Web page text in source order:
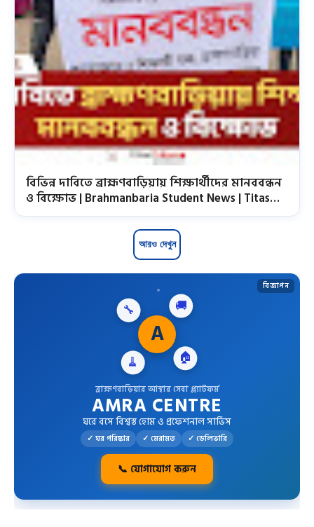
বিভিন্ন দাবিতে ব্রাহ্মণবাড়িয়ায় শিক্ষার্থীদের মানববন্ধন
ও বিক্ষোভ | Brahmanbaria Student News | Titas
Tribune News Brahmanbaria
আরও দেখুন
বিজ্ঞাপন
A
ব্রাহ্মণবাড়িয়ার আস্থার সেবা প্ল্যাটফর্ম
AMRA CENTRE
ঘরে বসে বিশ্বস্ত হোম ও প্রফেশনাল সার্ভিস
✓ ঘর পরিষ্কার ✓ মেরামত ✓ ডেলিভারি
📞 যোগাযোগ করুন